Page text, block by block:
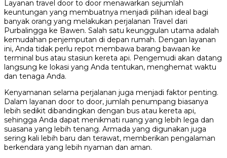
Layanan travel door to door menawarkan sejumlah
keuntungan yang membuatnya menjadi pilihan ideal bagi
banyak orang yang melakukan perjalanan Travel dari
Purbalingga ke Bawen. Salah satu keunggulan utama adalah
kemudahan penjemputan di depan rumah. Dengan layanan
ini, Anda tidak perlu repot membawa barang bawaan ke
terminal bus atau stasiun kereta api. Pengemudi akan datang
langsung ke lokasi yang Anda tentukan, menghemat waktu
dan tenaga Anda.
Kenyamanan selama perjalanan juga menjadi faktor penting.
Dalam layanan door to door, jumlah penumpang biasanya
lebih sedikit dibandingkan dengan bus atau kereta api,
sehingga Anda dapat menikmati ruang yang lebih lega dan
suasana yang lebih tenang. Armada yang digunakan juga
sering kali lebih baru dan terawat, memberikan pengalaman
berkendara yang lebih nyaman dan aman.